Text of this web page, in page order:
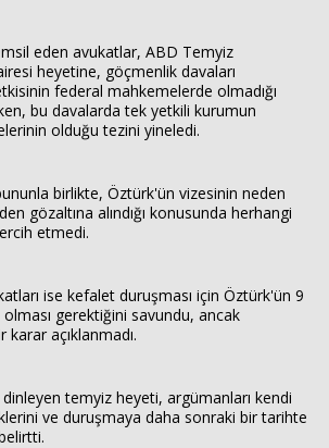
eden avukatlar, ABD Temyiz
heyetine, göçmenlik davaları
federal mahkemelerde olmadığı
bu davalarda tek yetkili kurumun
olduğu tezini yineledi.
birlikte, Öztürk'ün vizesinin neden
gözaltına alındığı konusunda herhangi
etmedi.
ise kefalet duruşması için Öztürk'ün 9
gerektiğini savundu, ancak
açıklanmadı.
temyiz heyeti, argümanları kendi
ve duruşmaya daha sonraki bir tarihte
Haberin Doğru Adresi.